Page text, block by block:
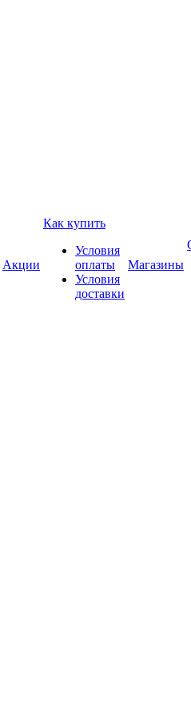
Акции
Как купить
Условия
оплаты
Условия
доставки
Магазины